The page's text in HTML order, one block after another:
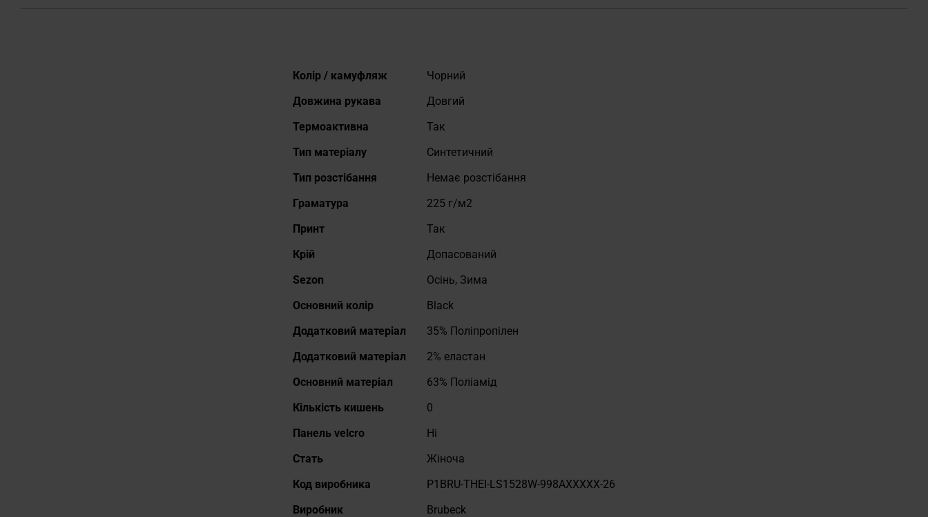
Докладніше
Колір / камуфляж
Чорний
Довжина рукава
Довгий
Термоактивна
Так
Тип матеріалу
Синтетичний
Тип розстібання
Немає розстібання
Граматура
225 г/м2
Принт
Так
Крій
Допасований
Sezon
Осінь, Зима
Основний колір
Black
Додатковий матеріал
35% Поліпропілен
Додатковий матеріал
2% еластан
Основний матеріал
63% Поліамід
Кількість кишень
0
Панель velcro
Ні
Cтать
Жіноча
Код виробника
P1BRU-THEI-LS1528W-998AXXXXX-26
Виробник
Brubeck